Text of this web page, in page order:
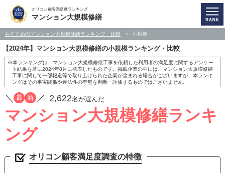
オリコン顧客満足度ランキング
マンション大規模修繕
おすすめのマンション大規模修繕ランキング・比較 小規模
【2024年】マンション大規模修繕の小規模ランキング・比較
※本ランキングは、マンション大規模修繕工事を依頼した利用者の満足度に関するアンケー
ト結果を基に2024年8月に発表したものです。掲載企業の中には、マンション大規模修繕
工事に関して一部報道等で取り上げられた企業が含まれる場合がございますが、本ランキ
ングはその事実関係や違法性の有無を判断・評価するものではございません。
／ 最 新 ／ 2,622名が選んだ
マンション大規模修繕ランキ
ング
オリコン顧客満足度調査の特徴